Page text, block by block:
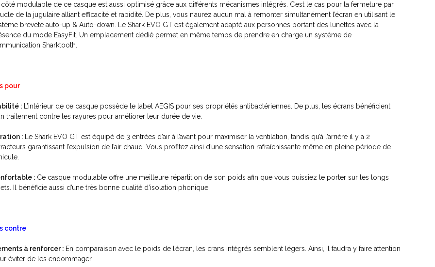
côté modulable de ce casque est aussi optimisé grâce aux différents mécanismes intégrés. C’est le cas pour la fermeture par
de la jugulaire alliant efficacité et rapidité. De plus, vous n’aurez aucun mal à remonter simultanément l’écran en utilisant le
breveté auto-up & Auto-down. Le Shark EVO GT est également adapté aux personnes portant des lunettes avec la
du mode EasyFit. Un emplacement dédié permet en même temps de prendre en charge un système de
Sharktooth.
pour
:
L’intérieur de ce casque possède le label AEGIS pour ses propriétés antibactériennes. De plus, les écrans bénéficient
traitement contre les rayures pour améliorer leur durée de vie.
:
Le Shark EVO GT est équipé de 3 entrées d’air à l’avant pour maximiser la ventilation, tandis qu’à l’arrière il y a 2
garantissant l’expulsion de l’air chaud. Vous profitez ainsi d’une sensation rafraîchissante même en pleine période de
: Ce casque modulable offre une meilleure répartition de son poids afin que vous puissiez le porter sur les longs
Il bénéficie aussi d’une très bonne qualité d’isolation phonique.
contre
à renforcer : En comparaison avec le poids de l’écran, les crans intégrés semblent légers. Ainsi, il faudra y faire attention
éviter de les endommager.